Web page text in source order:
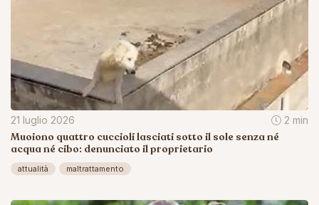
21 luglio 2026 2 min
Muoiono quattro cuccioli lasciati sotto il sole senza né
acqua né cibo: denunciato il proprietario
attualità maltrattamento